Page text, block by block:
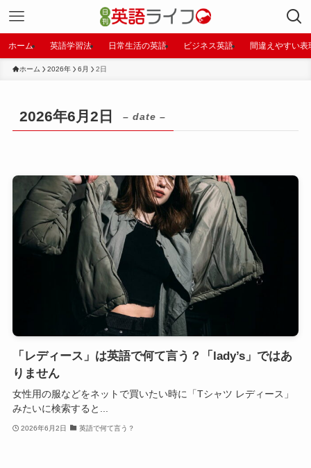
ホーム 英語学習法 日常生活の英語 ビジネス英語 間違えやすい表
ホーム 2026年 6月 2日
2026年6月2日 – date –
「レディース」は英語で何て言う？「lady’s」ではあ
りません
女性用の服などをネットで買いたい時に「Tシャツ レディース」
みたいに検索すると...
2026年6月2日 英語で何て言う？